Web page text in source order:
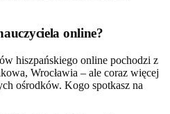
online?
hiszpańskiego online pochodzi z
Wrocławia – ale coraz więcej
ośrodków. Kogo spotkasz na